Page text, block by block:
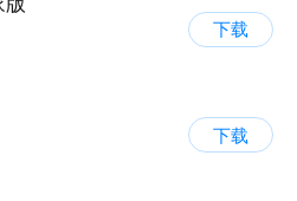
下载
下载